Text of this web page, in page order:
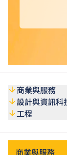
商業與服務
設計與資訊科
工程
商業與服務